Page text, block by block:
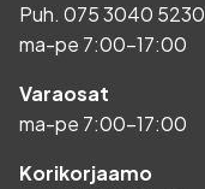
Puh. 075 3040 5230
ma-pe 7:00-17:00
Varaosat
ma-pe 7:00-17:00
Korikorjaamo